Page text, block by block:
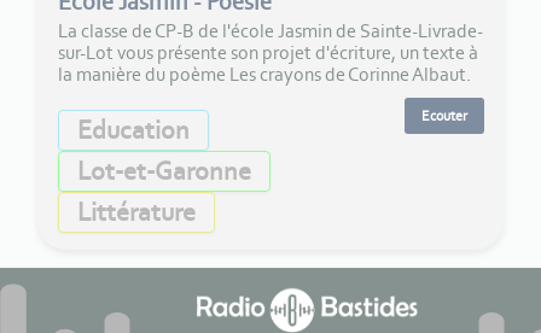
La classe de CP-B de l'école Jasmin de Sainte-Livrade-
sur-Lot vous présente son projet d'écriture, un texte à
la manière du poème Les crayons de Corinne Albaut.
Education
Lot-et-Garonne
Littérature
Ecouter